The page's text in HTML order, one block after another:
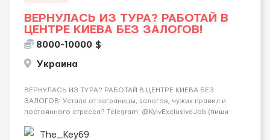
ВЕРНУЛАСЬ ИЗ ТУРА? РАБОТАЙ В
ЦЕНТРЕ КИЕВА БЕЗ ЗАЛОГОВ!
8000-10000 $
Украина
ВЕРНУЛАСЬ ИЗ ТУРА? РАБОТАЙ В ЦЕНТРЕ КИЕВА БЕЗ
ЗАЛОГОВ! Устала от заграницы, залогов, чужих правил и
постоянного стресса? Telegram: @KyivExclusiveJob (пиши
самом центре Киева Можно работать в эскорте или в
The_Key69